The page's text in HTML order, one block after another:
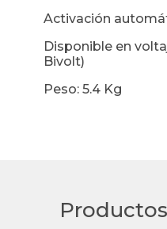
Activación
Disponible en
Bivolt)
Peso: 5.4 Kg